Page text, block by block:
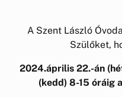
A Szent László
Szülőket,
2024.április 22.-án
(kedd) 8-15 óráig